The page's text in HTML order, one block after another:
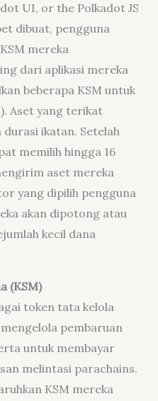
UI, or the Polkadot JS
dibuat, pengguna
mereka
dari aplikasi mereka
beberapa KSM untuk
Aset yang terikat
ikatan. Setelah
memilih hingga 16
aset mereka
yang dipilih pengguna
akan dipotong atau
kecil dana
(KSM)
token tata kelola
pembaruan
untuk membayar
melintasi parachains.
KSM mereka